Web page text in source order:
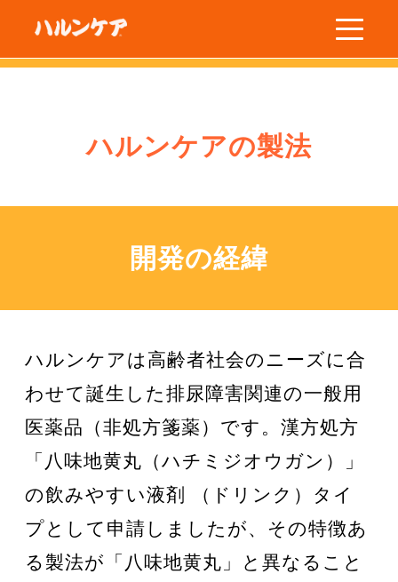
ハルンケア
ハルンケアの製法
開発の経緯
ハルンケアは高齢者社会のニーズに合
わせて誕生した排尿障害関連の一般用
医薬品（非処方箋薬）です。漢方処方
「八味地黄丸（ハチミジオウガン）」
の飲みやすい液剤 （ドリンク）タイ
プとして申請しましたが、その特徴あ
る製法が「八味地黄丸」と異なること